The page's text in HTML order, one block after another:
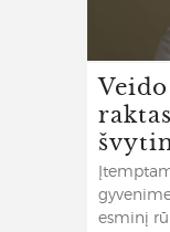
esminį